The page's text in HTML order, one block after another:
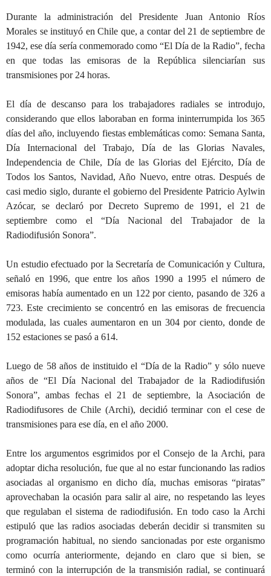
Durante la administración del Presidente Juan Antonio Ríos
Morales se instituyó en Chile que, a contar del 21 de septiembre de
1942, ese día sería conmemorado como “El Día de la Radio”, fecha
en que todas las emisoras de la República silenciarían sus
transmisiones por 24 horas.
El día de descanso para los trabajadores radiales se introdujo,
considerando que ellos laboraban en forma ininterrumpida los 365
días del año, incluyendo fiestas emblemáticas como: Semana Santa,
Día Internacional del Trabajo, Día de las Glorias Navales,
Independencia de Chile, Día de las Glorias del Ejército, Día de
Todos los Santos, Navidad, Año Nuevo, entre otras. Después de
casi medio siglo, durante el gobierno del Presidente Patricio Aylwin
Azócar, se declaró por Decreto Supremo de 1991, el 21 de
septiembre como el “Día Nacional del Trabajador de la
Radiodifusión Sonora”.
Un estudio efectuado por la Secretaría de Comunicación y Cultura,
señaló en 1996, que entre los años 1990 a 1995 el número de
emisoras había aumentado en un 122 por ciento, pasando de 326 a
723. Este crecimiento se concentró en las emisoras de frecuencia
modulada, las cuales aumentaron en un 304 por ciento, donde de
152 estaciones se pasó a 614.
Luego de 58 años de instituido el “Día de la Radio” y sólo nueve
años de “El Día Nacional del Trabajador de la Radiodifusión
Sonora”, ambas fechas el 21 de septiembre, la Asociación de
Radiodifusores de Chile (Archi), decidió terminar con el cese de
transmisiones para ese día, en el año 2000.
Entre los argumentos esgrimidos por el Consejo de la Archi, para
adoptar dicha resolución, fue que al no estar funcionando las radios
asociadas al organismo en dicho día, muchas emisoras “piratas”
aprovechaban la ocasión para salir al aire, no respetando las leyes
que regulaban el sistema de radiodifusión. En todo caso la Archi
estipuló que las radios asociadas deberán decidir si transmiten su
programación habitual, no siendo sancionadas por este organismo
como ocurría anteriormente, dejando en claro que si bien, se
terminó con la interrupción de la transmisión radial, se continuará